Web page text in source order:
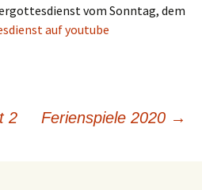
vom Sonntag, dem
auf youtube
2 Ferienspiele 2020 →